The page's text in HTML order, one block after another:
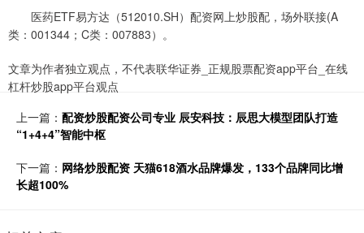
医药ETF易方达（512010.SH）配资网上炒股配，场外联接(A
类：001344；C类：007883）。
文章为作者独立观点，不代表联华证券_正规股票配资app平台_在线
杠杆炒股app平台观点
上一篇： 配资炒股配资公司专业 辰安科技：辰思大模型团队打造
“1+4+4”智能中枢
下一篇： 网络炒股配资 天猫618酒水品牌爆发，133个品牌同比增
长超100%